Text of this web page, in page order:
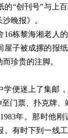
“创刊号”与上
晚报》。
栋黎海湘老人的
子被成摞的报
珍贵的注脚。
便迷上了集邮
门票、扑克牌、
年。那时他刚
有时下到一线